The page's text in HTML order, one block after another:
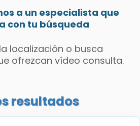
a un especialista que
con tu búsqueda
localización o busca
ofrezcan vídeo consulta.
resultados